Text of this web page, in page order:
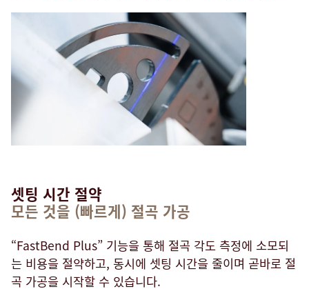
셋팅 시간 절약
모든 것을 (빠르게) 절곡 가공
“FastBend Plus” 기능을 통해 절곡 각도 측정에 소모되
는 비용을 절약하고, 동시에 셋팅 시간을 줄이며 곧바로 절
곡 가공을 시작할 수 있습니다.